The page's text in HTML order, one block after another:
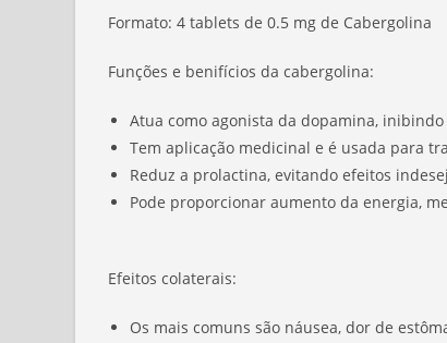
Formato: 4 tablets de 0.5 mg de Cabergolina
Funções e benifícios da cabergolina:
Atua como agonista da dopamina,
Tem aplicação medicinal e é usada para
Reduz a prolactina, evitando efeitos
Pode proporcionar aumento da energia,
Efeitos colaterais:
Os mais comuns são náusea, dor de